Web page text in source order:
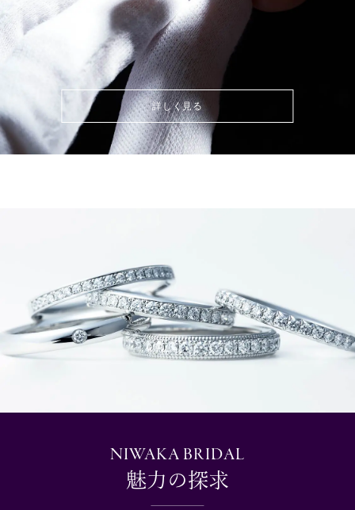
詳しく見る
NIWAKA BRIDAL
魅力の探求